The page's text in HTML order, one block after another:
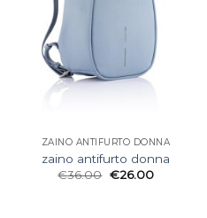
ZAINO ANTIFURTO DONNA
zaino antifurto donna
€36.00 €26.00